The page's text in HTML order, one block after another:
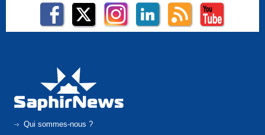
Qui sommes-nous ?